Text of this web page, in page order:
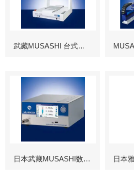
武藏MUSASHI 台式涂布机械臂
日本武藏MUSASHI数字控制点胶机